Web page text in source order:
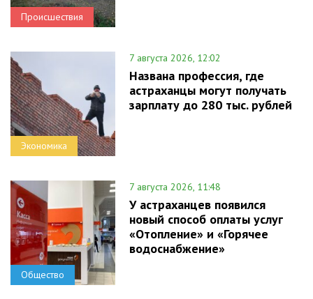
Происшествия
Экономика
7 августа 2026, 12:02
Названа профессия, где
астраханцы могут получать
зарплату до 280 тыс. рублей
Общество
7 августа 2026, 11:48
У астраханцев появился
новый способ оплаты услуг
«Отопление» и «Горячее
водоснабжение»